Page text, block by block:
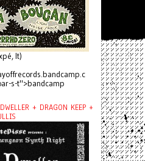
It)
s-t">bandcamp
+ DRAGON KEEP +